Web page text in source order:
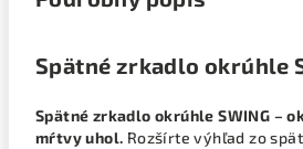
Spätné zrkadlo okrúhle
Spätné zrkadlo okrúhle SWING –
mŕtvy uhol. Rozšírte výhľad zo